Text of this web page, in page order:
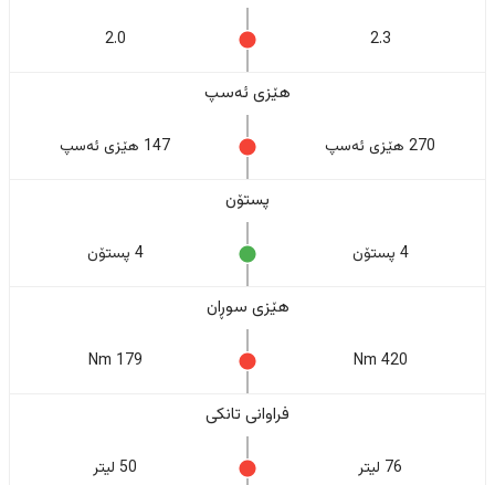
2.3
2.0
هێزی ئەسپ
270 هێزی ئەسپ 147 هێزی ئەسپ
پستۆن
4 پستۆن 4 پستۆن
هێزی سوڕان
420 Nm
179 Nm
فراوانی تانکی
76 لیتر 50 لیتر